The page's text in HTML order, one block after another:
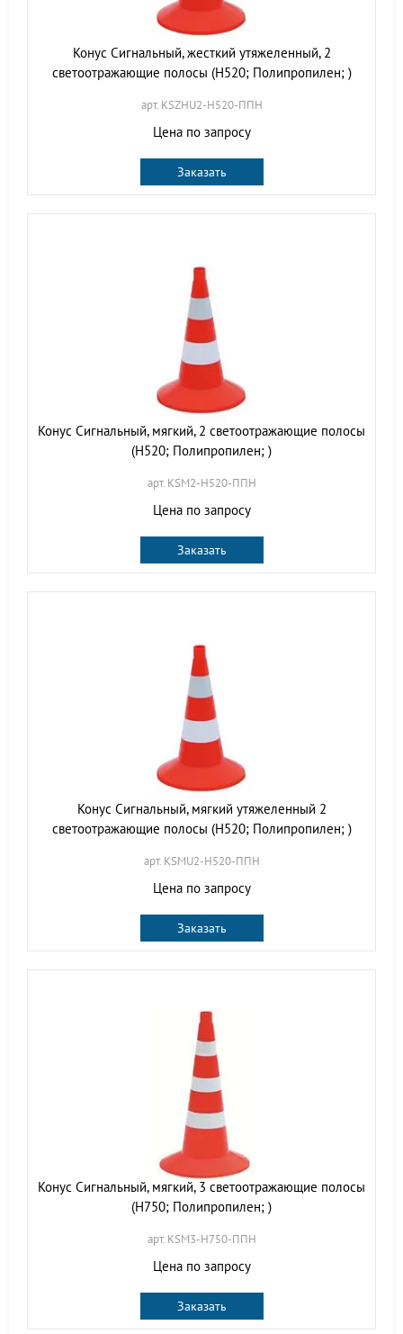
Конус Сигнальный, жесткий утяжеленный, 2
светоотражающие полосы (H520; Полипропилен; )
арт. KSZHU2-H520-ППН
Цена по запросу
Заказать
Конус Сигнальный, мягкий, 2 светоотражающие полосы
(H520; Полипропилен; )
арт. KSM2-H520-ППН
Цена по запросу
Заказать
Конус Сигнальный, мягкий утяжеленный 2
светоотражающие полосы (H520; Полипропилен; )
арт. KSMU2-H520-ППН
Цена по запросу
Заказать
Конус Сигнальный, мягкий, 3 светоотражающие полосы
(H750; Полипропилен; )
арт. KSM3-H750-ППН
Цена по запросу
Заказать